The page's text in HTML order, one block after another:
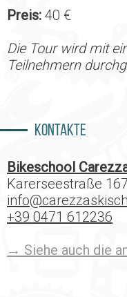
Preis: 40 €
Die Tour wird mit
Teilnehmern
Kontakte
Bikeschool
Karerseestraße
+39 0471 612236
→ Siehe auch die